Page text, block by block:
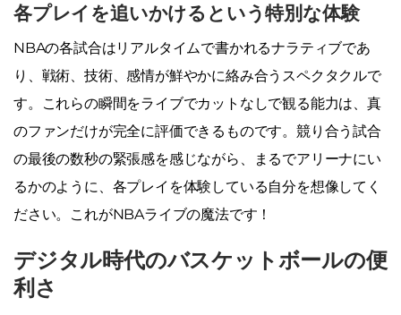
各プレイを追いかけるという特別な体験
NBAの各試合はリアルタイムで書かれるナラティブであ
り、戦術、技術、感情が鮮やかに絡み合うスペクタクルで
す。これらの瞬間をライブでカットなしで観る能力は、真
のファンだけが完全に評価できるものです。競り合う試合
の最後の数秒の緊張感を感じながら、まるでアリーナにい
るかのように、各プレイを体験している自分を想像してく
ださい。これがNBAライブの魔法です！
デジタル時代のバスケットボールの便
利さ